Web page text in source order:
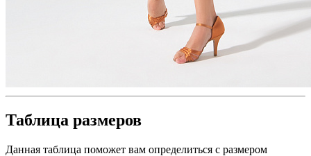
Таблица размеров
Данная таблица поможет вам определиться с размером